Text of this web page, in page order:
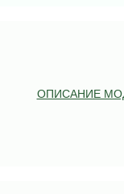
ОПИСАНИЕ